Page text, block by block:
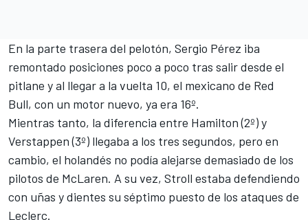
En la parte trasera del pelotón, Sergio Pérez iba
remontado posiciones poco a poco tras salir desde el
pitlane y al llegar a la vuelta 10, el mexicano de Red
Bull, con un motor nuevo, ya era 16º.
Mientras tanto, la diferencia entre Hamilton (2º) y
Verstappen (3º) llegaba a los tres segundos, pero en
cambio, el holandés no podía alejarse demasiado de los
pilotos de McLaren. A su vez, Stroll estaba defendiendo
con uñas y dientes su séptimo puesto de los ataques de
Leclerc.